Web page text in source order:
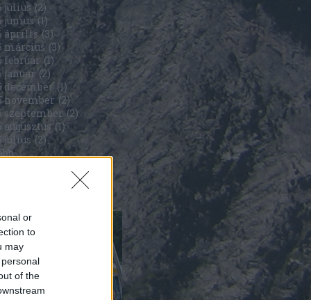
or
to
may
of the
július (2)
június (1)
április (3)
március (3)
február (1)
január (2)
december (1)
november (2)
szeptember (2)
augusztus (1)
július (2)
...